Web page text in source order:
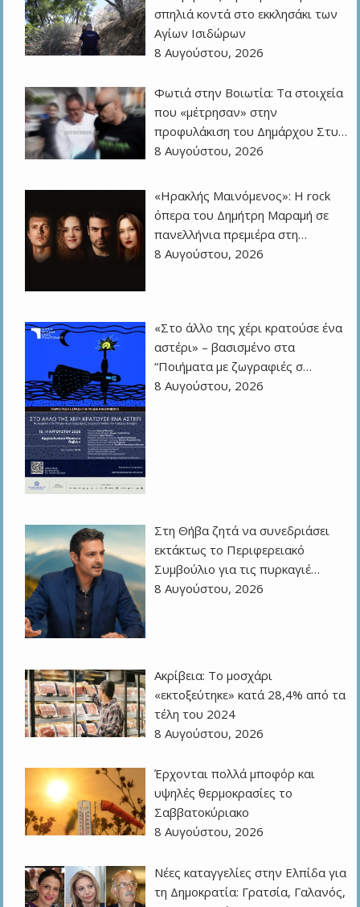
σπηλιά κοντά στο εκκλησάκι των
Αγίων Ισιδώρων
8 Αυγούστου, 2026
Φωτιά στην Βοιωτία: Τα στοιχεία
που «μέτρησαν» στην
προφυλάκιση του Δημάρχου Στυ…
8 Αυγούστου, 2026
«Ηρακλής Μαινόμενος»: H rock
όπερα του Δημήτρη Μαραμή σε
πανελλήνια πρεμιέρα στη…
8 Αυγούστου, 2026
«Στο άλλο της χέρι κρατούσε ένα
αστέρι» – βασισμένο στα
“Ποιήματα με ζωγραφιές σ…
8 Αυγούστου, 2026
Στη Θήβα ζητά να συνεδριάσει
εκτάκτως το Περιφερειακό
Συμβούλιο για τις πυρκαγιέ…
8 Αυγούστου, 2026
Ακρίβεια: Το μοσχάρι
«εκτοξεύτηκε» κατά 28,4% από τα
τέλη του 2024
8 Αυγούστου, 2026
Έρχονται πολλά μποφόρ και
υψηλές θερμοκρασίες το
Σαββατοκύριακο
8 Αυγούστου, 2026
Νέες καταγγελίες στην Ελπίδα για
τη Δημοκρατία: Γρατσία, Γαλανός,